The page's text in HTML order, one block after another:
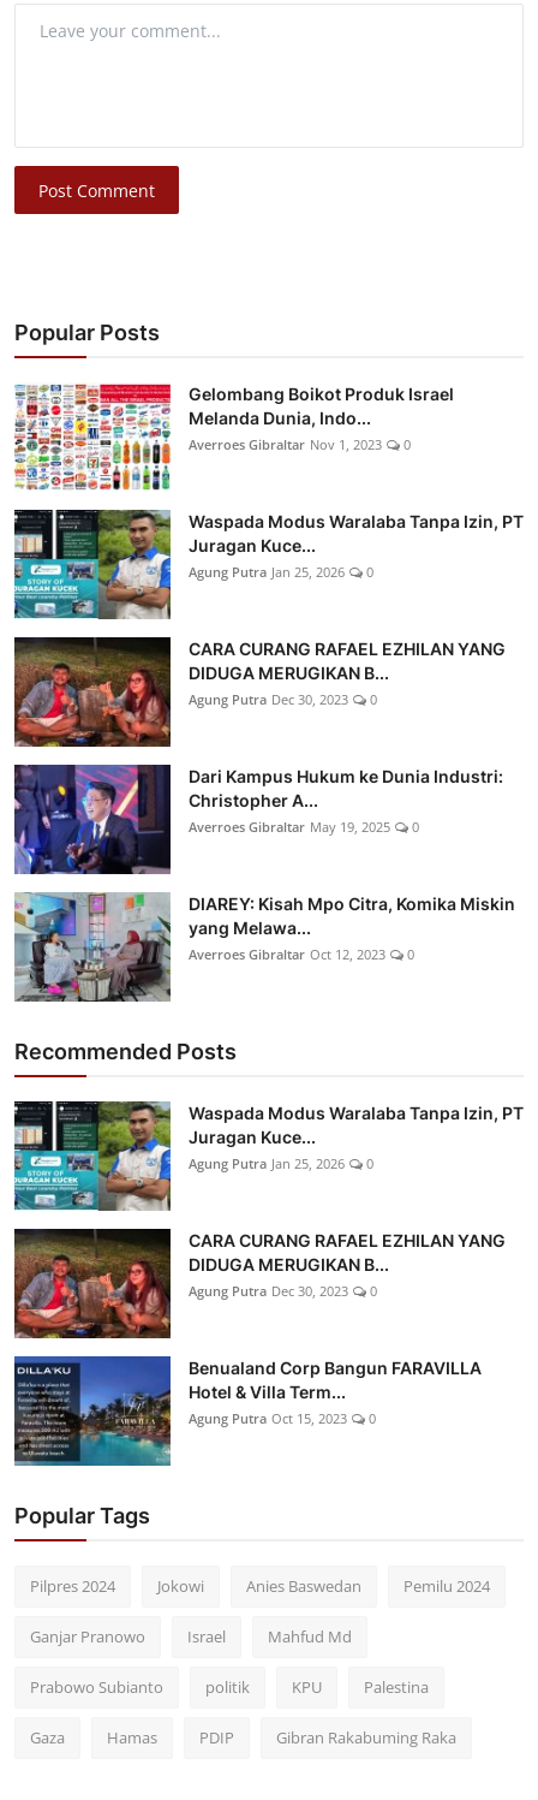
Post Comment
Popular Posts
Gelombang Boikot Produk Israel
Melanda Dunia, Indo...
Averroes Gibraltar Nov 1, 2023 0
Waspada Modus Waralaba Tanpa Izin, PT
Juragan Kuce...
Agung Putra Jan 25, 2026 0
CARA CURANG RAFAEL EZHILAN YANG
DIDUGA MERUGIKAN B...
Agung Putra Dec 30, 2023 0
Dari Kampus Hukum ke Dunia Industri:
Christopher A...
Averroes Gibraltar May 19, 2025 0
DIAREY: Kisah Mpo Citra, Komika Miskin
yang Melawa...
Averroes Gibraltar Oct 12, 2023 0
Recommended Posts
Waspada Modus Waralaba Tanpa Izin, PT
Juragan Kuce...
Agung Putra Jan 25, 2026 0
CARA CURANG RAFAEL EZHILAN YANG
DIDUGA MERUGIKAN B...
Agung Putra Dec 30, 2023 0
Benualand Corp Bangun FARAVILLA
Hotel & Villa Term...
Agung Putra Oct 15, 2023 0
Popular Tags
Pilpres 2024 Jokowi Anies Baswedan Pemilu 2024
Ganjar Pranowo Israel Mahfud Md
Prabowo Subianto politik KPU Palestina
Gaza Hamas PDIP Gibran Rakabuming Raka